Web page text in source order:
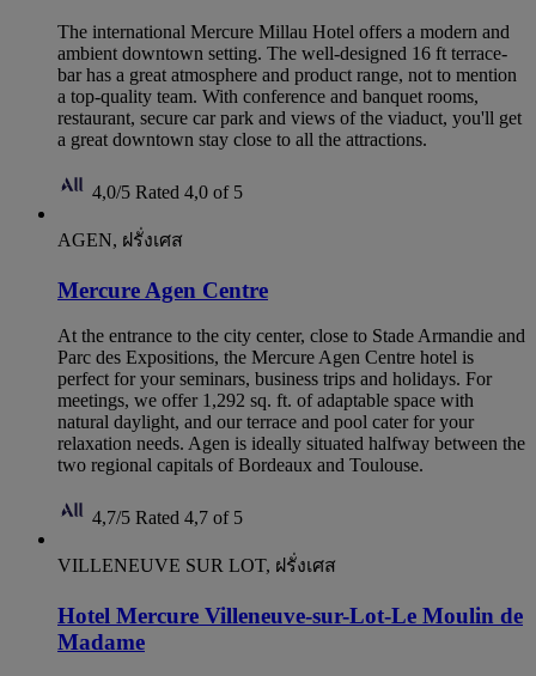
The international Mercure Millau Hotel offers a modern and
ambient downtown setting. The well-designed 16 ft terrace-
bar has a great atmosphere and product range, not to mention
a top-quality team. With conference and banquet rooms,
restaurant, secure car park and views of the viaduct, you'll get
a great downtown stay close to all the attractions.
4,0/5 Rated 4,0 of 5
AGEN, ฝรั่งเศส
Mercure Agen Centre
At the entrance to the city center, close to Stade Armandie and
Parc des Expositions, the Mercure Agen Centre hotel is
perfect for your seminars, business trips and holidays. For
meetings, we offer 1,292 sq. ft. of adaptable space with
natural daylight, and our terrace and pool cater for your
relaxation needs. Agen is ideally situated halfway between the
two regional capitals of Bordeaux and Toulouse.
4,7/5 Rated 4,7 of 5
VILLENEUVE SUR LOT, ฝรั่งเศส
Hotel Mercure Villeneuve-sur-Lot-Le Moulin de
Madame